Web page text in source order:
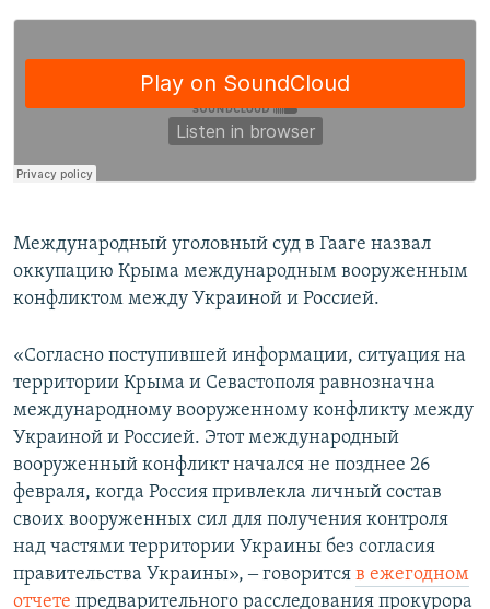
Международный уголовный суд в Гааге назвал
оккупацию Крыма международным вооруженным
конфликтом между Украиной и Россией.
«Согласно поступившей информации, ситуация на
территории Крыма и Севастополя равнозначна
международному вооруженному конфликту между
Украиной и Россией. Этот международный
вооруженный конфликт начался не позднее 26
февраля, когда Россия привлекла личный состав
своих вооруженных сил для получения контроля
над частями территории Украины без согласия
правительства Украины», ‒ говорится в ежегодном
отчете предварительного расследования прокурора